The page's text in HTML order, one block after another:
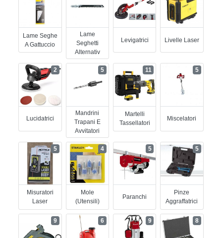
Lame Seghe
A Gattuccio
Lame
Seghetti
Alternativ
Levigatrici Livelle Laser
Lucidatrici
2
Mandrini
Trapani E
Avvitatori
5
Martelli
Tassellatori
11
Miscelatori
5
Misuratori
Laser
5
Mole
(utensili)
4
Paranchi
5
Pinze
Aggraffatrici
5
9 6 9 8